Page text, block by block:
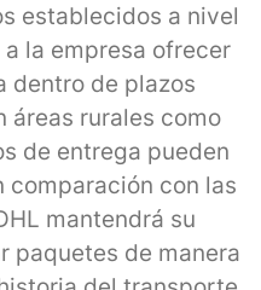
establecidos a nivel
la empresa ofrecer
dentro de plazos
áreas rurales como
de entrega pueden
comparación con las
mantendrá su
paquetes de manera